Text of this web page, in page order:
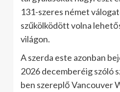
131-szeres német
szűkölködött volna
világon.
A szerda este azonban
2026 decemberéig szóló
ben szereplő Vancouver